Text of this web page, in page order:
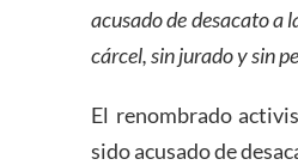
acusado de desacato a
cárcel, sin jurado y sin
El renombrado
sido acusado de